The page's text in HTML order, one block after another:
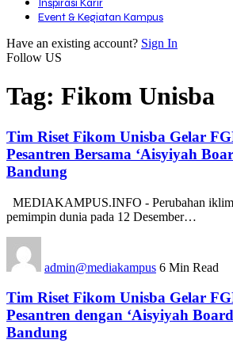
Inspirasi Karir
Event & Kegiatan Kampus
Have an existing account? Sign In
Follow US
Tag: Fikom Unisba
Tim Riset Fikom Unisba Gelar
Pesantren Bersama ‘Aisyiyah
Bandung
MEDIAKAMPUS.INFO - Perubahan iklim
pemimpin dunia pada 12 Desember…
admin@mediakampus 6 Min Read
Tim Riset Fikom Unisba Gelar
Pesantren dengan ‘Aisyiyah
Bandung